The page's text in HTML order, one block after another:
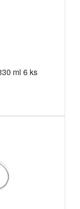
ml 6 ks